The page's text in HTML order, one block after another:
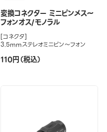
変換コネクター ミニピンメス～
フォンオス/モノラル
[コネクタ]
3.5mmステレオミニピン～フォン
110円（税込）